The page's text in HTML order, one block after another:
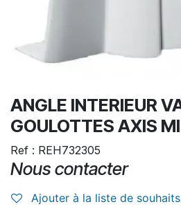
ANGLE INTERIEUR
GOULOTTES AXIS
Ref : REH732305
Nous contacter
Ajouter à la liste de souhaits